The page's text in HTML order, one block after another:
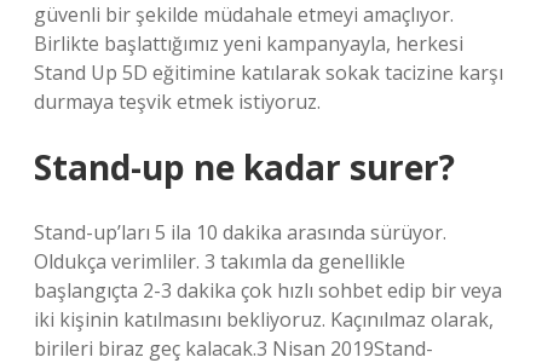
güvenli bir şekilde müdahale etmeyi amaçlıyor.
Birlikte başlattığımız yeni kampanyayla, herkesi
Stand Up 5D eğitimine katılarak sokak tacizine karşı
durmaya teşvik etmek istiyoruz.
Stand-up ne kadar surer?
Stand-up’ları 5 ila 10 dakika arasında sürüyor.
Oldukça verimliler. 3 takımla da genellikle
başlangıçta 2-3 dakika çok hızlı sohbet edip bir veya
iki kişinin katılmasını bekliyoruz. Kaçınılmaz olarak,
birileri biraz geç kalacak.3 Nisan 2019Stand-